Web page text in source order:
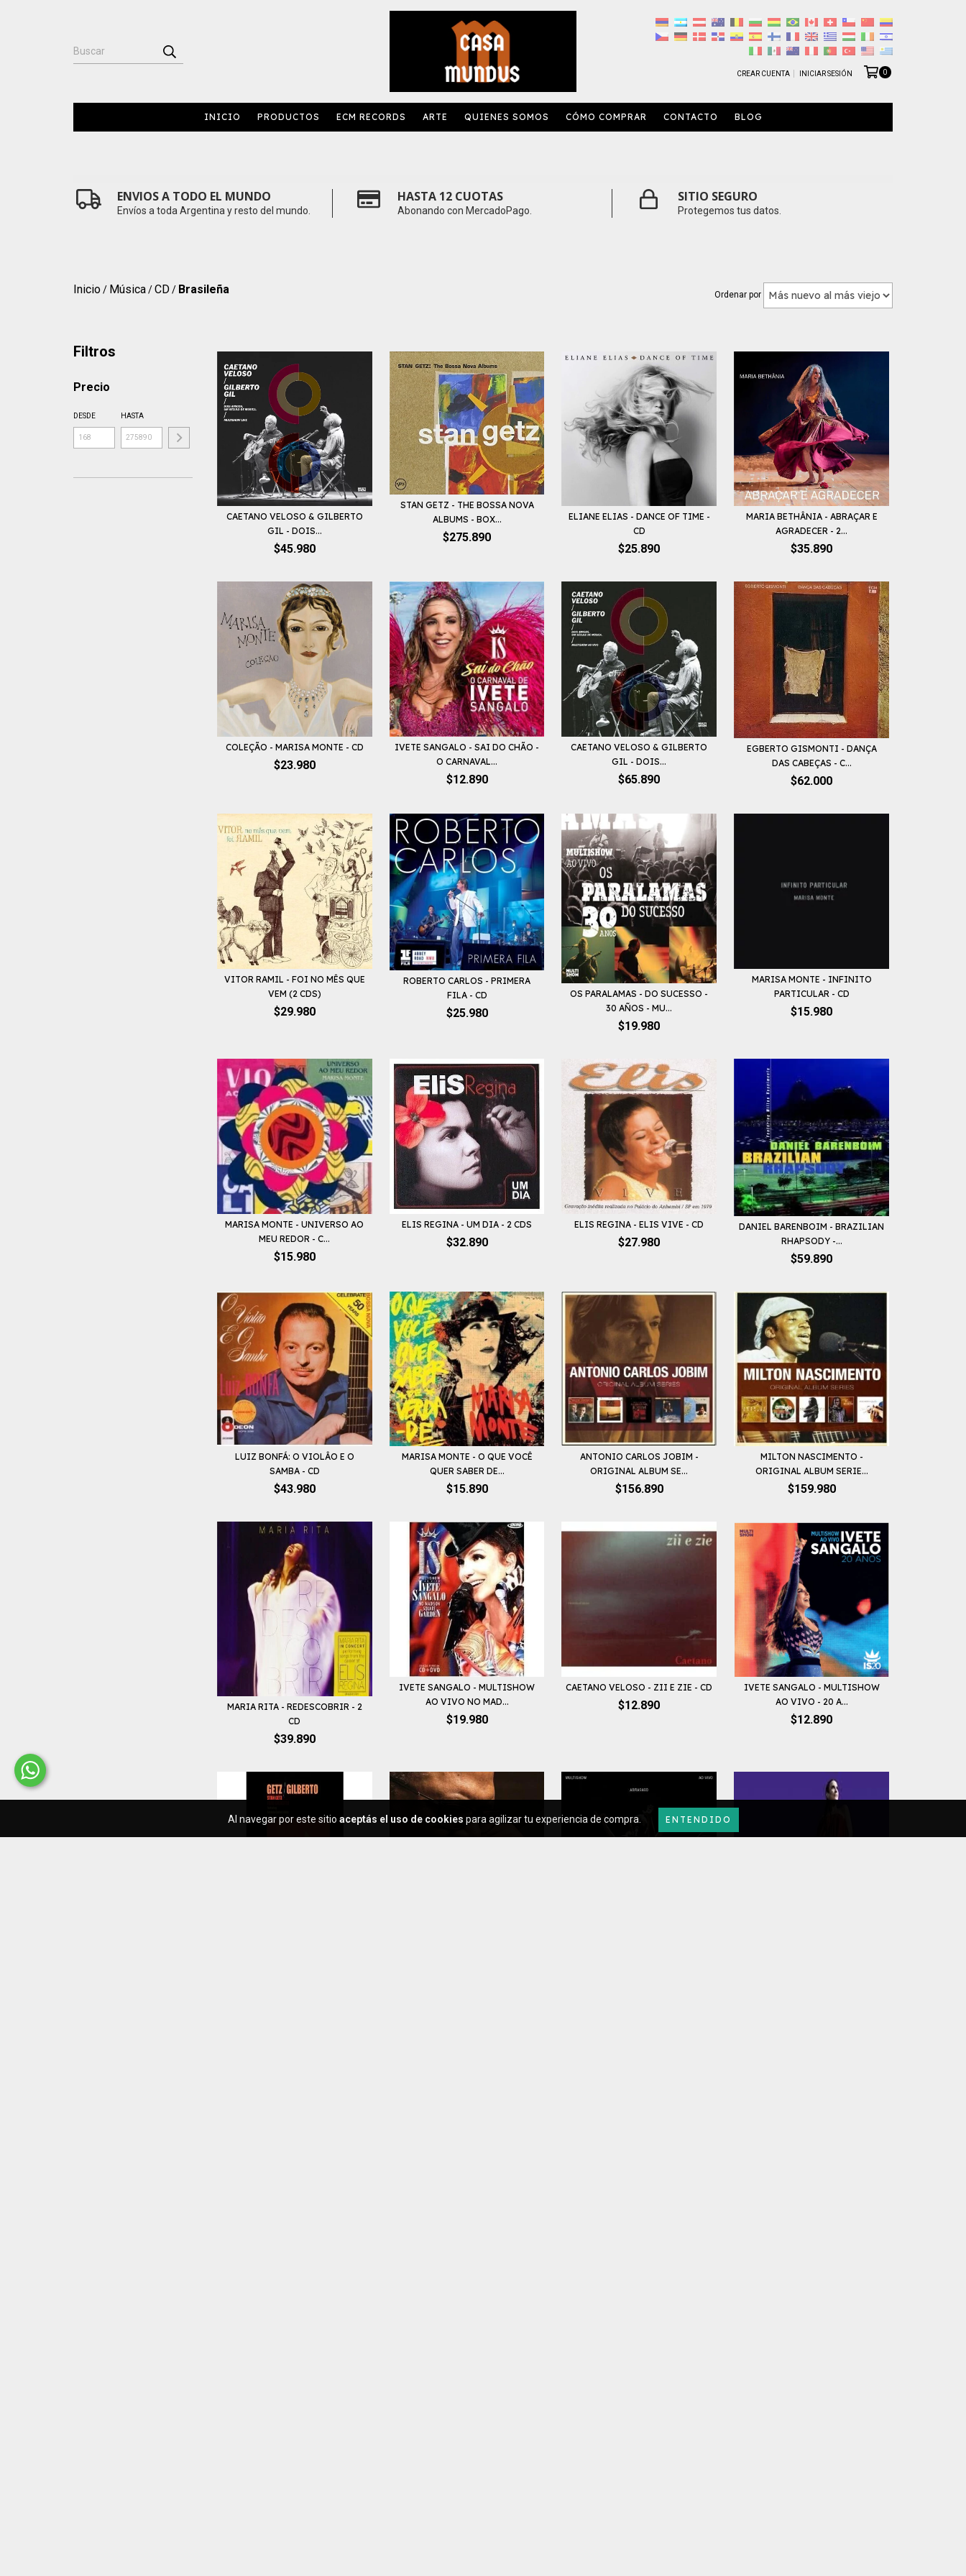
Al navegar por este sitio aceptás el uso de cookies para agilizar tu experiencia de compra. ENTENDIDO
CREAR CUENTA INICIAR SESIÓN 0
INICIO PRODUCTOS ECM RECORDS ARTE QUIENES SOMOS CÓMO COMPRAR CONTACTO BLOG
ENVIOS A TODO EL MUNDO
Envíos a toda Argentina y resto del mundo.
HASTA 12 CUOTAS
Abonando con MercadoPago.
SITIO SEGURO
Protegemos tus datos.
Inicio/ Música/CD/ Brasileña Ordenar por
Filtros
Precio
DESDE HASTA
CAETANO VELOSO & GILBERTO
GIL - DOIS...
$45.980
STAN GETZ - THE BOSSA NOVA
ALBUMS - BOX...
$275.890
ELIANE ELIAS - DANCE OF TIME -
CD
$25.890
MARIA BETHÂNIA - ABRAÇAR E
AGRADECER - 2...
$35.890
COLEÇÃO - MARISA MONTE - CD
$23.980
IVETE SANGALO - SAI DO CHÃO -
O CARNAVAL...
$12.890
CAETANO VELOSO & GILBERTO
GIL - DOIS...
$65.890
EGBERTO GISMONTI - DANÇA
DAS CABEÇAS - C...
$62.000
VITOR RAMIL - FOI NO MÊS QUE
VEM (2 CDS)
$29.980
ROBERTO CARLOS - PRIMERA
FILA - CD
$25.980
OS PARALAMAS - DO SUCESSO -
30 AÑOS - MU...
$19.980
MARISA MONTE - INFINITO
PARTICULAR - CD
$15.980
MARISA MONTE - UNIVERSO AO
MEU REDOR - C...
$15.980
ELIS REGINA - UM DIA - 2 CDS
$32.890
ELIS REGINA - ELIS VIVE - CD
$27.980
DANIEL BARENBOIM - BRAZILIAN
RHAPSODY -...
$59.890
LUIZ BONFÁ: O VIOLÂO E O
SAMBA - CD
$43.980
MARISA MONTE - O QUE VOCÊ
QUER SABER DE...
$15.890
ANTONIO CARLOS JOBIM -
ORIGINAL ALBUM SE...
$156.890
MILTON NASCIMENTO -
ORIGINAL ALBUM SERIE...
$159.980
MARIA RITA - REDESCOBRIR - 2
CD
$39.890
IVETE SANGALO - MULTISHOW
AO VIVO NO MAD...
$19.980
CAETANO VELOSO - ZII E ZIE - CD
$12.890
IVETE SANGALO - MULTISHOW
AO VIVO - 20 A...
$12.890